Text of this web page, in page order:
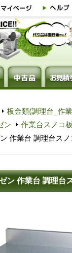
板金類(調理台_作
ン
作業台スノコ
作業台 調理台ス
ン 作業台 調理台